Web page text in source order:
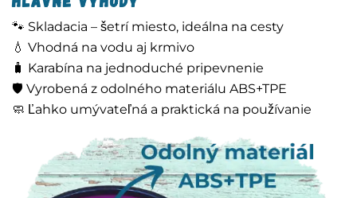
🐾 Skladacia – šetrí miesto, ideálna na cesty
💧 Vhodná na vodu aj krmivo
🧳 Karabína na jednoduché pripevnenie
🛡️ Vyrobená z odolného materiálu ABS+TPE
🧼 Ľahko umývateľná a praktická na používanie